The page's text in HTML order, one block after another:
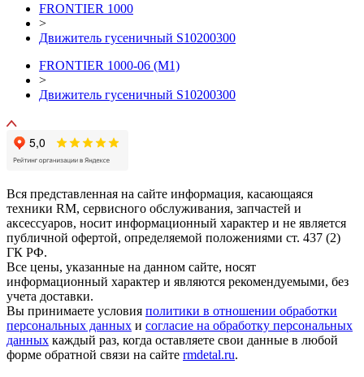
FRONTIER 1000
>
Движитель гусеничный S10200300
FRONTIER 1000-06 (М1)
>
Движитель гусеничный S10200300
Вся представленная на сайте информация, касающаяся
техники RM, сервисного обслуживания, запчастей и
аксессуаров, носит информационный характер и не является
публичной офертой, определяемой положениями ст. 437 (2)
ГК РФ.
Все цены, указанные на данном сайте, носят
информационный характер и являются рекомендуемыми, без
учета доставки.
Вы принимаете условия политики в отношении обработки
персональных данных и согласие на обработку персональных
данных каждый раз, когда оставляете свои данные в любой
форме обратной связи на сайте rmdetal.ru.